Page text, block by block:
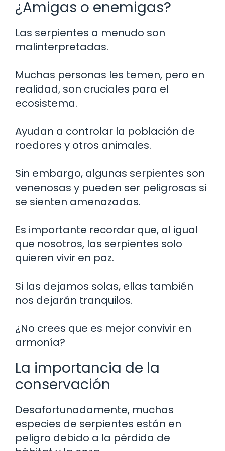
¿Amigas o enemigas?
Las serpientes a menudo son
malinterpretadas.
Muchas personas les temen, pero en
realidad, son cruciales para el
ecosistema.
Ayudan a controlar la población de
roedores y otros animales.
Sin embargo, algunas serpientes son
venenosas y pueden ser peligrosas si
se sienten amenazadas.
Es importante recordar que, al igual
que nosotros, las serpientes solo
quieren vivir en paz.
Si las dejamos solas, ellas también
nos dejarán tranquilos.
¿No crees que es mejor convivir en
armonía?
La importancia de la
conservación
Desafortunadamente, muchas
especies de serpientes están en
peligro debido a la pérdida de